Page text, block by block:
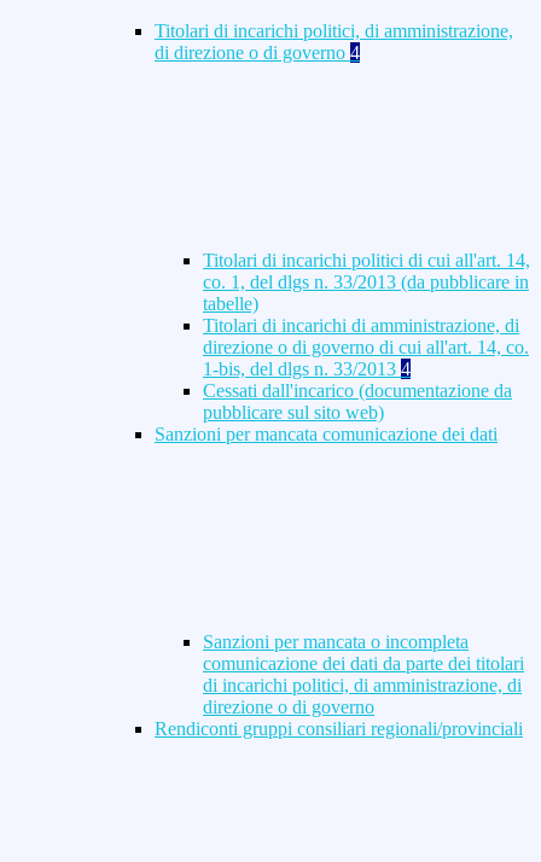
Titolari di incarichi politici, di amministrazione,
di direzione o di governo 4
Titolari di incarichi politici di cui all'art. 14,
co. 1, del dlgs n. 33/2013 (da pubblicare in
tabelle)
Titolari di incarichi di amministrazione, di
direzione o di governo di cui all'art. 14, co.
1-bis, del dlgs n. 33/2013 4
Cessati dall'incarico (documentazione da
pubblicare sul sito web)
Sanzioni per mancata comunicazione dei dati
Sanzioni per mancata o incompleta
comunicazione dei dati da parte dei titolari
di incarichi politici, di amministrazione, di
direzione o di governo
Rendiconti gruppi consiliari regionali/provinciali